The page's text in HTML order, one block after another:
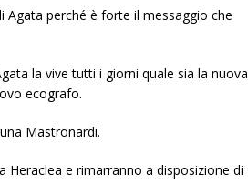
Agata perché è forte il messaggio che
la vive tutti i giorni quale sia la nuova
ecografo.
Mastronardi.
Heraclea e rimarranno a disposizione di